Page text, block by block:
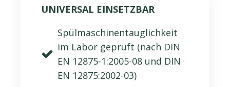
UNIVERSAL EINSETZBAR
Spülmaschinentauglichkeit
im Labor geprüft (nach DIN
EN 12875-1:2005-08 und DIN
EN 12875:2002-03)